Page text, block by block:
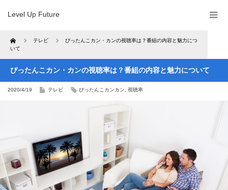
Level Up Future
Home テレビ
ぴったんこカン・カンの視聴率は？番組の内容と魅力につ
いて
ぴったんこカン・カンの視聴率は？番組の内容と魅力について
2020/4/19 テレビ ぴったんこカンカン 視聴率